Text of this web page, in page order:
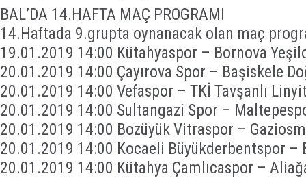
BAL’DA 14.HAFTA MAÇ PROGRAMI
14.Haftada 9.grupta oynanacak olan maç
19.01.2019 14:00 Kütahyaspor – Bornova
20.01.2019 14:00 Çayırova Spor – Başiskele
20.01.2019 14:00 Vefaspor – TKİ Tavşanlı
20.01.2019 14:00 Sultangazi Spor –
20.01.2019 14:00 Bozüyük Vitraspor –
20.01.2019 14:00 Kocaeli Büyükderbentspor –
20.01.2019 14:00 Kütahya Çamlıcaspor –